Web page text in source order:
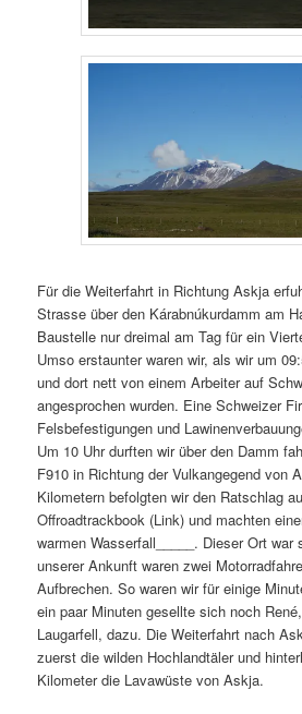
Für die Weiterfahrt in Richtung Askja
Strasse über den Kárabnúkurdamm am
Baustelle nur dreimal am Tag für ein
Umso erstaunter waren wir, als wir um
und dort nett von einem Arbeiter auf
angesprochen wurden. Eine Schweizer
Felsbefestigungen und
Um 10 Uhr durften wir über den Damm
F910 in Richtung der Vulkangegend von
Kilometern befolgten wir den Ratschlag
Offroadtrackbook (Link) und machten
warmen Wasserfall_____. Dieser Ort war
unserer Ankunft waren zwei
Aufbrechen. So waren wir für einige
ein paar Minuten gesellte sich noch
Laugarfell, dazu. Die Weiterfahrt nach
zuerst die wilden Hochlandtäler und
Kilometer die Lavawüste von Askja.